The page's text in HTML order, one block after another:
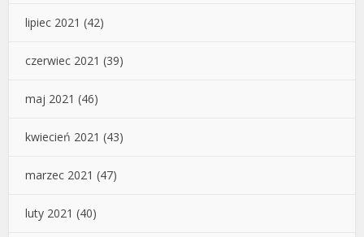
lipiec 2021 (42)
czerwiec 2021 (39)
maj 2021 (46)
kwiecień 2021 (43)
marzec 2021 (47)
luty 2021 (40)